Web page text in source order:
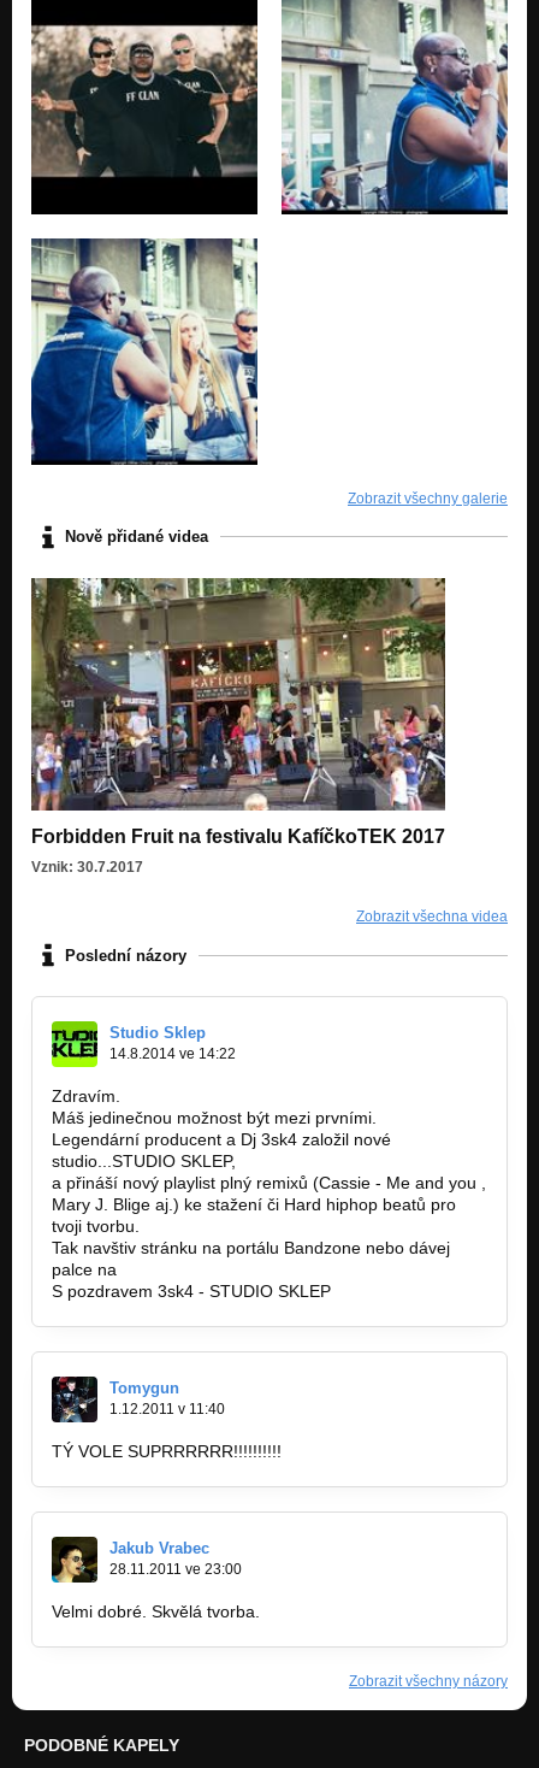
Zobrazit všechny galerie
Nově přidané videa
Forbidden Fruit na festivalu KafíčkoTEK 2017
Vznik: 30.7.2017
Zobrazit všechna videa
Poslední názory
Studio Sklep
14.8.2014 ve 14:22
Zdravím.
Máš jedinečnou možnost být mezi prvními.
Legendární producent a Dj 3sk4 založil nové
studio...STUDIO SKLEP,
a přináší nový playlist plný remixů (Cassie - Me and you ,
Mary J. Blige aj.) ke stažení či Hard hiphop beatů pro
tvoji tvorbu.
Tak navštiv stránku na portálu Bandzone nebo dávej
palce na
S pozdravem 3sk4 - STUDIO SKLEP
Tomygun
1.12.2011 v 11:40
TÝ VOLE SUPRRRRRR!!!!!!!!!!
Jakub Vrabec
28.11.2011 ve 23:00
Velmi dobré. Skvělá tvorba.
Zobrazit všechny názory
PODOBNÉ KAPELY